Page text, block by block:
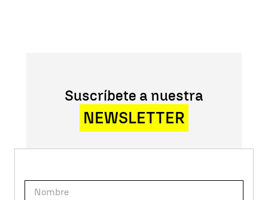
Suscríbete a nuestra
NEWSLETTER